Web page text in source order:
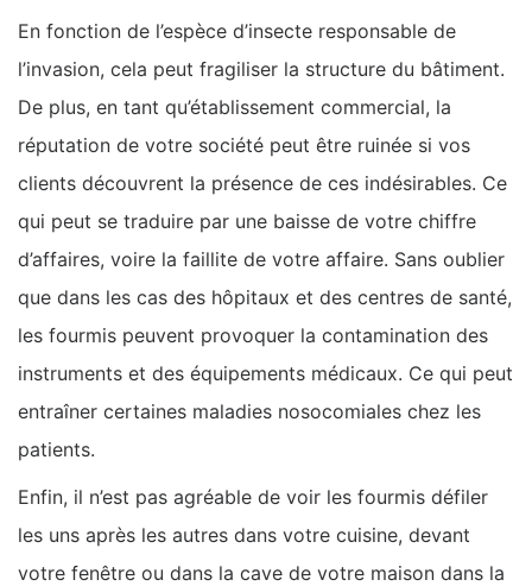
En fonction de l’espèce d’insecte responsable de
l’invasion, cela peut fragiliser la structure du bâtiment.
De plus, en tant qu’établissement commercial, la
réputation de votre société peut être ruinée si vos
clients découvrent la présence de ces indésirables. Ce
qui peut se traduire par une baisse de votre chiffre
d’affaires, voire la faillite de votre affaire. Sans oublier
que dans les cas des hôpitaux et des centres de santé,
les fourmis peuvent provoquer la contamination des
instruments et des équipements médicaux. Ce qui peut
entraîner certaines maladies nosocomiales chez les
patients.
Enfin, il n’est pas agréable de voir les fourmis défiler
les uns après les autres dans votre cuisine, devant
votre fenêtre ou dans la cave de votre maison dans la